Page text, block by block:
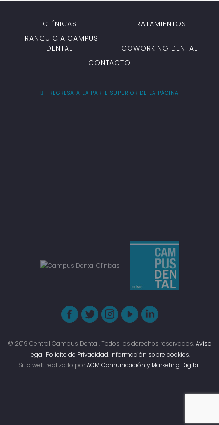
CLÍNICAS
TRATAMIENTOS
FRANQUICIA CAMPUS
DENTAL
COWORKING DENTAL
CONTACTO
REGRESA A LA PARTE SUPERIOR DE LA PÁGINA
© 2019 Central Campus Dental. Todos los derechos reservados.Aviso
legal. Polícita de Privacidad. Información sobre cookies.
Sitio web realizado porAOM Comunicación y Marketing Digital.